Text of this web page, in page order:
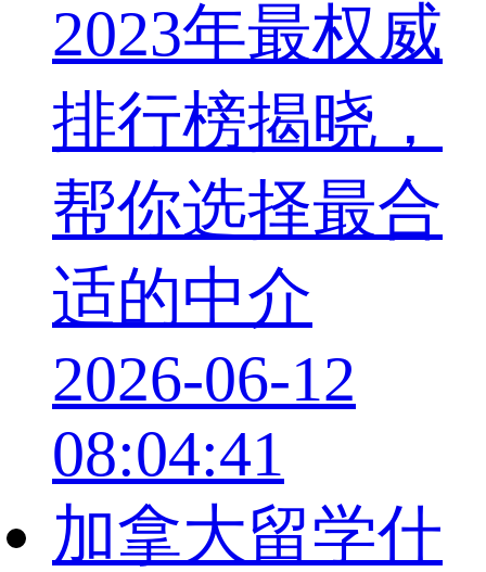
2023年最权威
排行榜揭晓，
帮你选择最合
适的中介
2026-06-12
08:04:41
加拿大留学什